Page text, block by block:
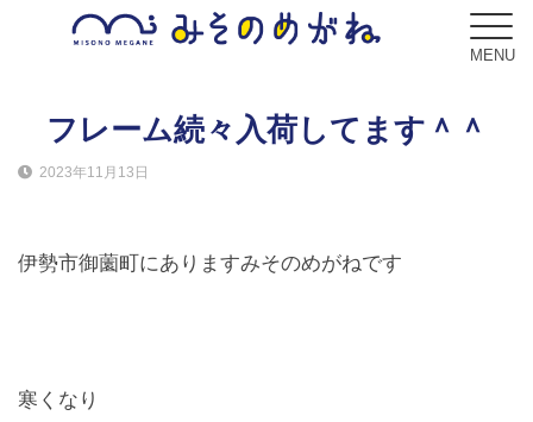
MENU
サービス
Service
フレーム続々入荷してます＾＾
2023年11月13日
伊勢市御薗町にありますみそのめがねです
寒くなり